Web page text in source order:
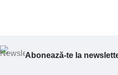
Abonează-te la